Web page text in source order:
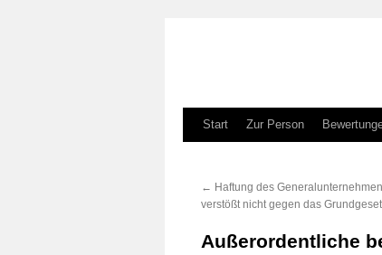
Zum
springen
Start Zur Person
← Haftung des
verstößt nicht gegen das
Außerordentliche